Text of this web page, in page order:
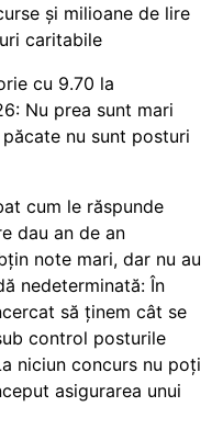
și milioane de lire
caritabile
cu 9.70 la
Nu prea sunt mari
nu sunt posturi
cum le răspunde
dau an de an
note mari, dar nu au
nedeterminată: În
să ținem cât se
control posturile
niciun concurs nu poți
asigurarea unui